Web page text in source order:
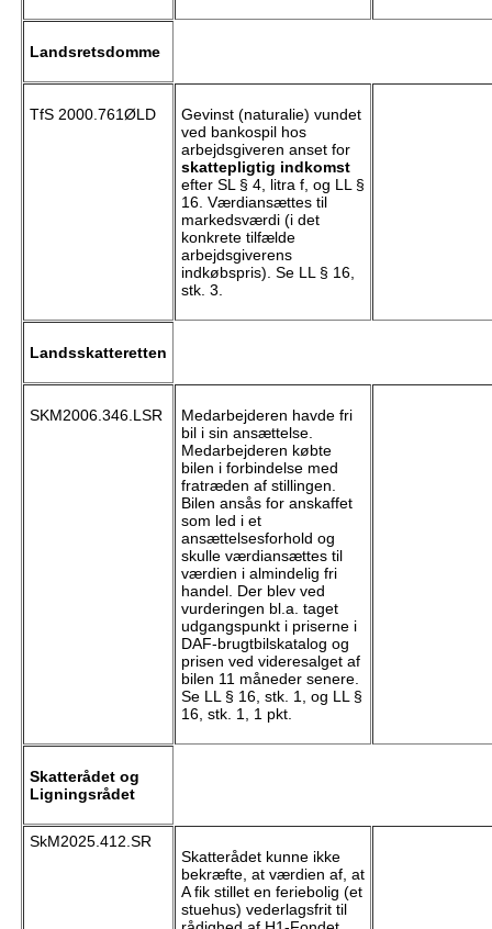
Landsretsdomme
TfS 2000.761ØLD
Gevinst (naturalie) vundet
ved bankospil hos
arbejdsgiveren anset for
skattepligtig indkomst
efter SL § 4, litra f, og LL §
16. Værdiansættes til
markedsværdi (i det
konkrete tilfælde
arbejdsgiverens
indkøbspris). Se LL § 16,
stk. 3.
Landsskatteretten
SKM2006.346.LSR
Medarbejderen havde fri
bil i sin ansættelse.
Medarbejderen købte
bilen i forbindelse med
fratræden af stillingen.
Bilen ansås for anskaffet
som led i et
ansættelsesforhold og
skulle værdiansættes til
værdien i almindelig fri
handel. Der blev ved
vurderingen bl.a. taget
udgangspunkt i priserne i
DAF-brugtbilskatalog og
prisen ved videresalget af
bilen 11 måneder senere.
Se LL § 16, stk. 1, og LL §
16, stk. 1, 1 pkt.
Skatterådet og
Ligningsrådet
SkM2025.412.SR
Skatterådet kunne ikke
bekræfte, at værdien af, at
A fik stillet en feriebolig (et
stuehus) vederlagsfrit til